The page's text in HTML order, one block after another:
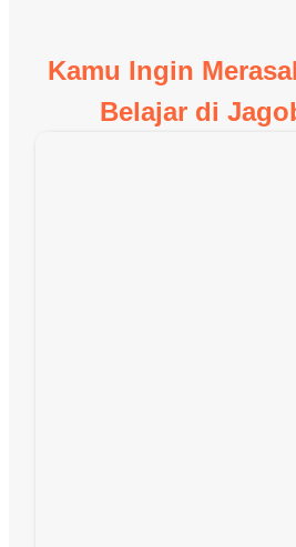
Kamu Ingin
Belajar di